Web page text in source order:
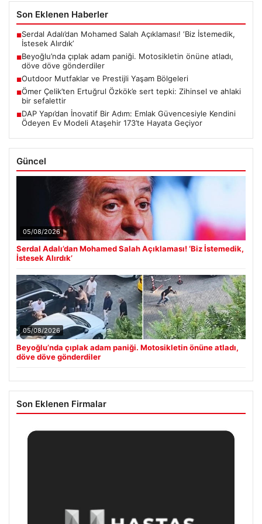
Son Eklenen Haberler
■Serdal Adalı’dan Mohamed Salah Açıklaması! ‘Biz İstemedik,
İstesek Alırdık’
■Beyoğlu’nda çıplak adam paniği. Motosikletin önüne atladı,
döve döve gönderdiler
■Outdoor Mutfaklar ve Prestijli Yaşam Bölgeleri
■Ömer Çelik’ten Ertuğrul Özkök’e sert tepki: Zihinsel ve ahlaki
bir sefalettir
■DAP Yapı’dan İnovatif Bir Adım: Emlak Güvencesiyle Kendini
Ödeyen Ev Modeli Ataşehir 173’te Hayata Geçiyor
Güncel
05/08/2026
Serdal Adalı’dan Mohamed Salah Açıklaması! ‘Biz İstemedik,
İstesek Alırdık’
05/08/2026
Beyoğlu’nda çıplak adam paniği. Motosikletin önüne atladı,
döve döve gönderdiler
Son Eklenen Firmalar